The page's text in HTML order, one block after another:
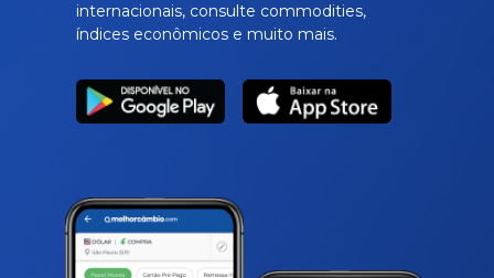
internacionais, consulte commodities,
índices econômicos e muito mais.